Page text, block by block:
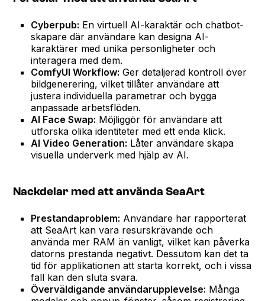
Cyberpub: En virtuell AI-karaktär och chatbot-
skapare där användare kan designa AI-
karaktärer med unika personligheter och
interagera med dem.
ComfyUI Workflow: Ger detaljerad kontroll över
bildgenerering, vilket tillåter användare att
justera individuella parametrar och bygga
anpassade arbetsflöden.
AI Face Swap: Möjliggör för användare att
utforska olika identiteter med ett enda klick.
AI Video Generation: Låter användare skapa
visuella underverk med hjälp av AI.
Nackdelar med att använda SeaArt
Prestandaproblem: Användare har rapporterat
att SeaArt kan vara resurskrävande och
använda mer RAM än vanligt, vilket kan påverka
datorns prestanda negativt. Dessutom kan det ta
tid för applikationen att starta korrekt, och i vissa
fall kan den sluta svara.
Överväldigande användarupplevelse: Många